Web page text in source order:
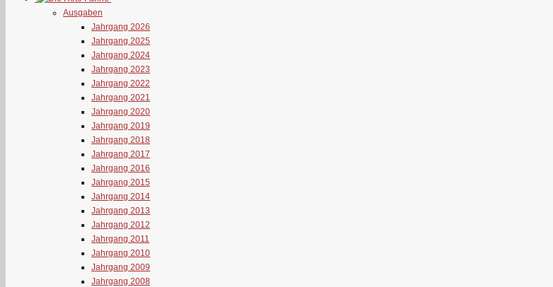
Ausgaben
Jahrgang 2026
Jahrgang 2025
Jahrgang 2024
Jahrgang 2023
Jahrgang 2022
Jahrgang 2021
Jahrgang 2020
Jahrgang 2019
Jahrgang 2018
Jahrgang 2017
Jahrgang 2016
Jahrgang 2015
Jahrgang 2014
Jahrgang 2013
Jahrgang 2012
Jahrgang 2011
Jahrgang 2010
Jahrgang 2009
Jahrgang 2008